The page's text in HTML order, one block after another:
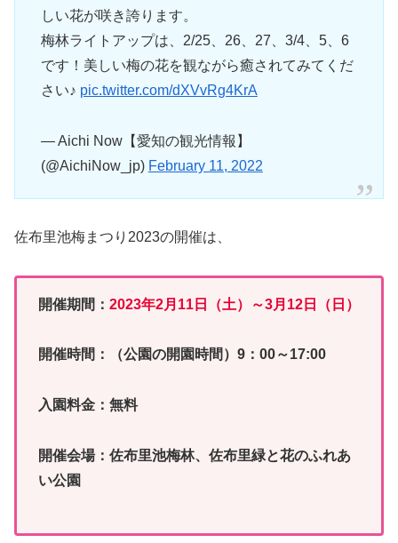
しい花が咲き誇ります。
梅林ライトアップは、2/25、26、27、3/4、5、6
です！美しい梅の花を観ながら癒されてみてくだ
さい♪ pic.twitter.com/dXVvRg4KrA
— Aichi Now【愛知の観光情報】
(@AichiNow_jp) February 11, 2022
佐布里池梅まつり2023の開催は、
開催期間： 2023年2月11日（土）～3月12日（日）
開催時間：（公園の開園時間）9：00～17:00
入園料金：無料
開催会場：佐布里池梅林、佐布里緑と花のふれあ
い公園